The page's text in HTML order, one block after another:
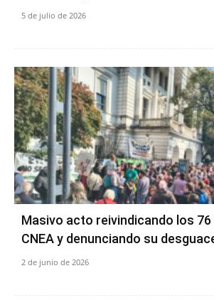
5 de julio de 2026
Masivo acto reivindicando los 76
CNEA y denunciando su
2 de junio de 2026